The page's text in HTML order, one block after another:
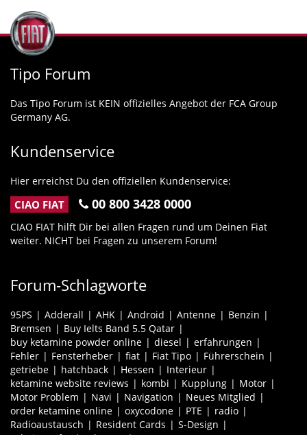
Tipo Forum
Das Tipo Forum ist KEIN offizielles Angebot der FCA Group
Germany AG.
Kundenservice
Hier erreichst Du den offiziellen Kundenservice:
CIAO FIAT 00 800 3428 0000
CIAO FIAT hilft Dir bei allen Fragen rund um Deinen Fiat
weiter. NICHT bei Fragen zu unserem Forum!
Forum-Schlagworte
95PS Adderall AHK Android Antenne
Benzin
Bremsen
Buy Ielts Band 5.5 Qatar
buy ketamine powder online
diesel
erfahrungen
Fehler
Fensterheber fiat Fiat Tipo
Führerschein
getriebe
hatchback Hessen
Interieur
ketamine website reviews
kombi Kupplung
Motor
Motor Problem
Navi Navigation
Neues Mitglied
order ketamine online
oxycodone PTE
radio
Radioaustausch
Resident Cards
S-Design